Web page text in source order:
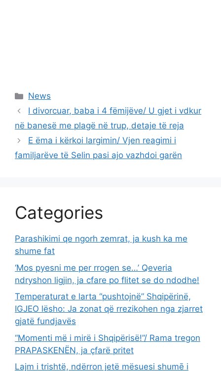
Categories
News
I divorcuar, baba i 4 fëmijëve/ U gjet i vdkur
në banesë me plagë në trup, detaje të reja
E ëma i kërkoi largimin/ Vjen reagimi i
familjarëve të Selin pasi ajo vazhdoi garën
Categories
Parashikimi qe ngorh zemrat, ja kush ka me
shume fat
‘Mos pyesni me per rrogen se…’ Qeveria
ndryshon ligjin, ja cfare po flitet se do ndodhe!
Temperaturat e larta “pushtojnë” Shqipërinë,
IGJEO lësho: Ja zonat që rrezikohen nga zjarret
gjatë fundjavës
“Momenti më i mirë i Shqipërisë!”/ Rama tregon
PRAPASKENËN, ja çfarë pritet
Lajm i trishtë, ndërron jetë mësuesi shumē i